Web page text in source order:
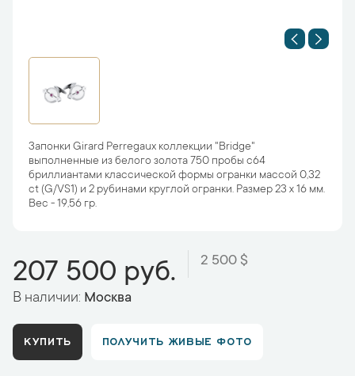
Запонки Girard Perregaux коллекции "Bridge"
выполненные из белого золота 750 пробы с64
бриллиантами классической формы огранки массой 0,32
ct (G/VS1) и 2 рубинами круглой огранки. Размер 23 х 16 мм.
Вес - 19,56 гр.
207 500 руб. 2 500 $
В наличии: Москва
КУПИТЬ ПОЛУЧИТЬ ЖИВЫЕ ФОТО